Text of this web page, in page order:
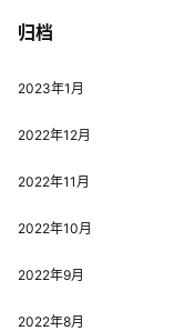
归档
2023年1月
2022年12月
2022年11月
2022年10月
2022年9月
2022年8月